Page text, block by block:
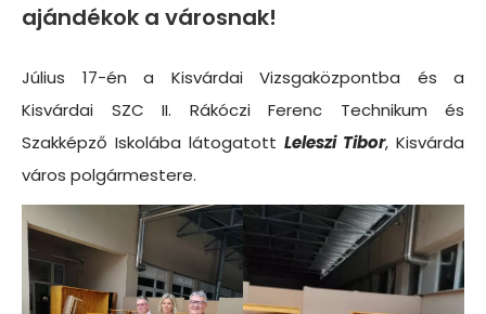
ajándékok a városnak!
Július 17-én a Kisvárdai Vizsgaközpontba és a
Kisvárdai SZC II. Rákóczi Ferenc Technikum és
Szakképző Iskolába látogatott Leleszi Tibor, Kisvárda
város polgármestere.